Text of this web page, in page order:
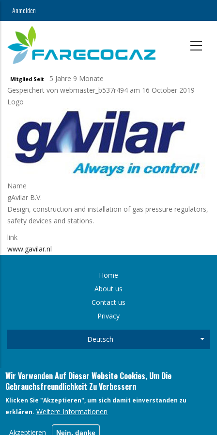
Direkt
Inhalt
USER
ACCOUNT
MENU
Anmelden
Mitglied Seit
5 Jahre 9 Monate
Gespeichert von webmaster_b537r494 am 16 October 2019
Logo
Name
gAvilar B.V.
Design, construction and installation of gas pressure regulators,
safety devices and stations.
link
www.gavilar.nl
Home
About us
Contact us
Privacy
Deutsch
FARECOGAZ - Mevissenstrasse 1, 50668, Cologne
Arne Gmerek (General Secretary) Mevissenstrasse 1, 50668,
Cologne
Wir Verwenden Auf Dieser Website Cookies, Um Die
Gebrauchsfreundlichkeit Zu Verbessern
Klicken Sie "Akzeptieren", um sich damit einverstanden zu
erklären. Weitere Informationen
Akzeptieren Nein, danke